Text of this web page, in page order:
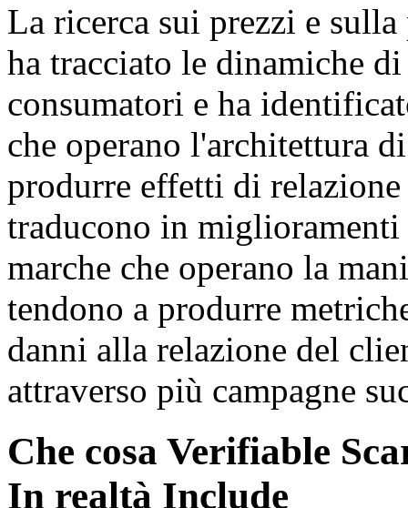
La ricerca sui prezzi e
ha tracciato le dinamiche
consumatori e ha
che operano l'architettura
produrre effetti di
traducono in
marche che operano la
tendono a produrre
danni alla relazione del
attraverso più campagne
Che cosa Verifiable
In realtà Include